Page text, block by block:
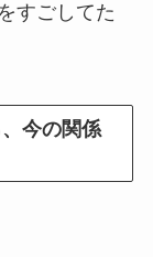
すごしてた
今の関係